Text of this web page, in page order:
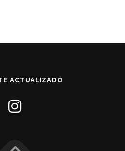
ACTUALIZADO